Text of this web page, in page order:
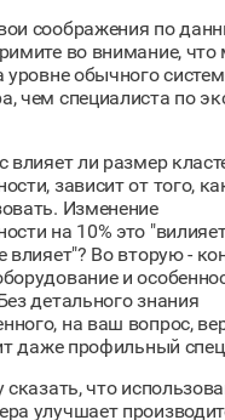
соображения по
во внимание, что
уровне обычного
чем специалиста по
влияет ли размер
зависит от того,
Изменение
на 10% это
влияет"? Во вторую -
и
детального знания
на ваш вопрос,
даже профильный
что
улучшает